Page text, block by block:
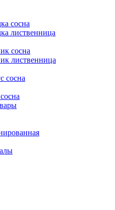
сосна
лиственница
сосна
лиственница
сосна